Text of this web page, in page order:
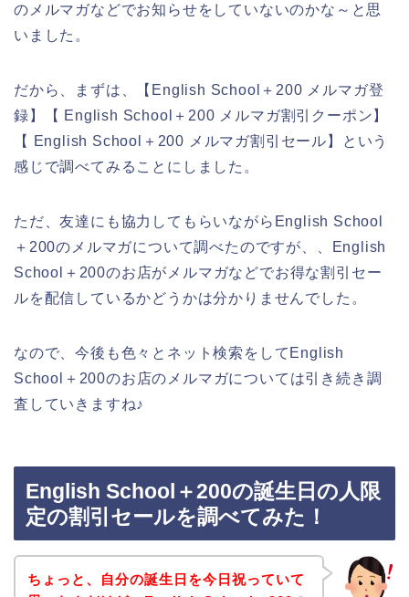
のメルマガなどでお知らせをしていないのかな～と思
いました。
だから、まずは、【English School＋200 メルマガ登
録】【 English School＋200 メルマガ割引クーポン】
【 English School＋200 メルマガ割引セール】という
感じで調べてみることにしました。
ただ、友達にも協力してもらいながらEnglish School
＋200のメルマガについて調べたのですが、、English
School＋200のお店がメルマガなどでお得な割引セー
ルを配信しているかどうかは分かりませんでした。
なので、今後も色々とネット検索をしてEnglish
School＋200のお店のメルマガについては引き続き調
査していきますね♪
English School＋200の誕生日の人限
定の割引セールを調べてみた！
ちょっと、自分の誕生日を今日祝っていて